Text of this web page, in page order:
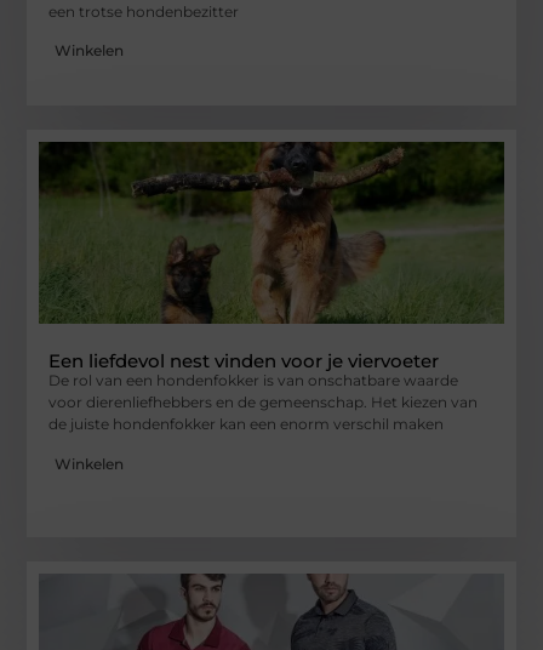
een trotse hondenbezitter
Winkelen
Een liefdevol nest vinden voor je viervoeter
De rol van een hondenfokker is van onschatbare waarde
voor dierenliefhebbers en de gemeenschap. Het kiezen van
de juiste hondenfokker kan een enorm verschil maken
Winkelen